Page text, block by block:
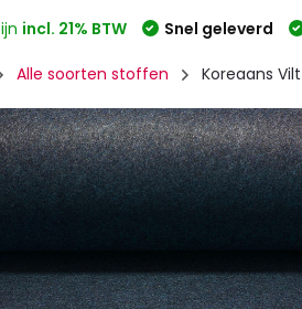
incl. 21% BTW Snel geleverd
Alle soorten stoffen Koreaans